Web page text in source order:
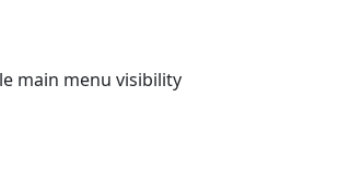
main menu visibility